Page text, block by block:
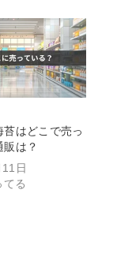
苔はどこで売っ
販は？
日
てる